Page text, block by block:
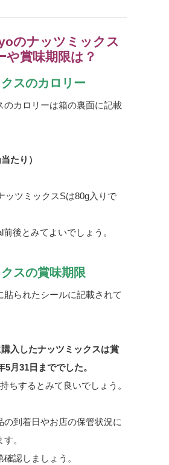
のナッツミックス
や賞味期限は？
スのカロリー
のカロリーは箱の裏面に記載
たり）
ッツミックスSは80g入りで
後とみてよいでしょう。
スの賞味期限
貼られたシールに記載されて
入したナッツミックスは賞
5月31日まででした。
ちするとみて良いでしょう。
の到着日やお店の保管状況に
。
認しましょう。